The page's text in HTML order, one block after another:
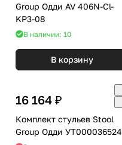
Group Одди AV 406N-Cl-
KP3-08
В наличии: 10
В корзину
16 164 ₽
Комплект стульев Stool
Group Одди УТ000036524